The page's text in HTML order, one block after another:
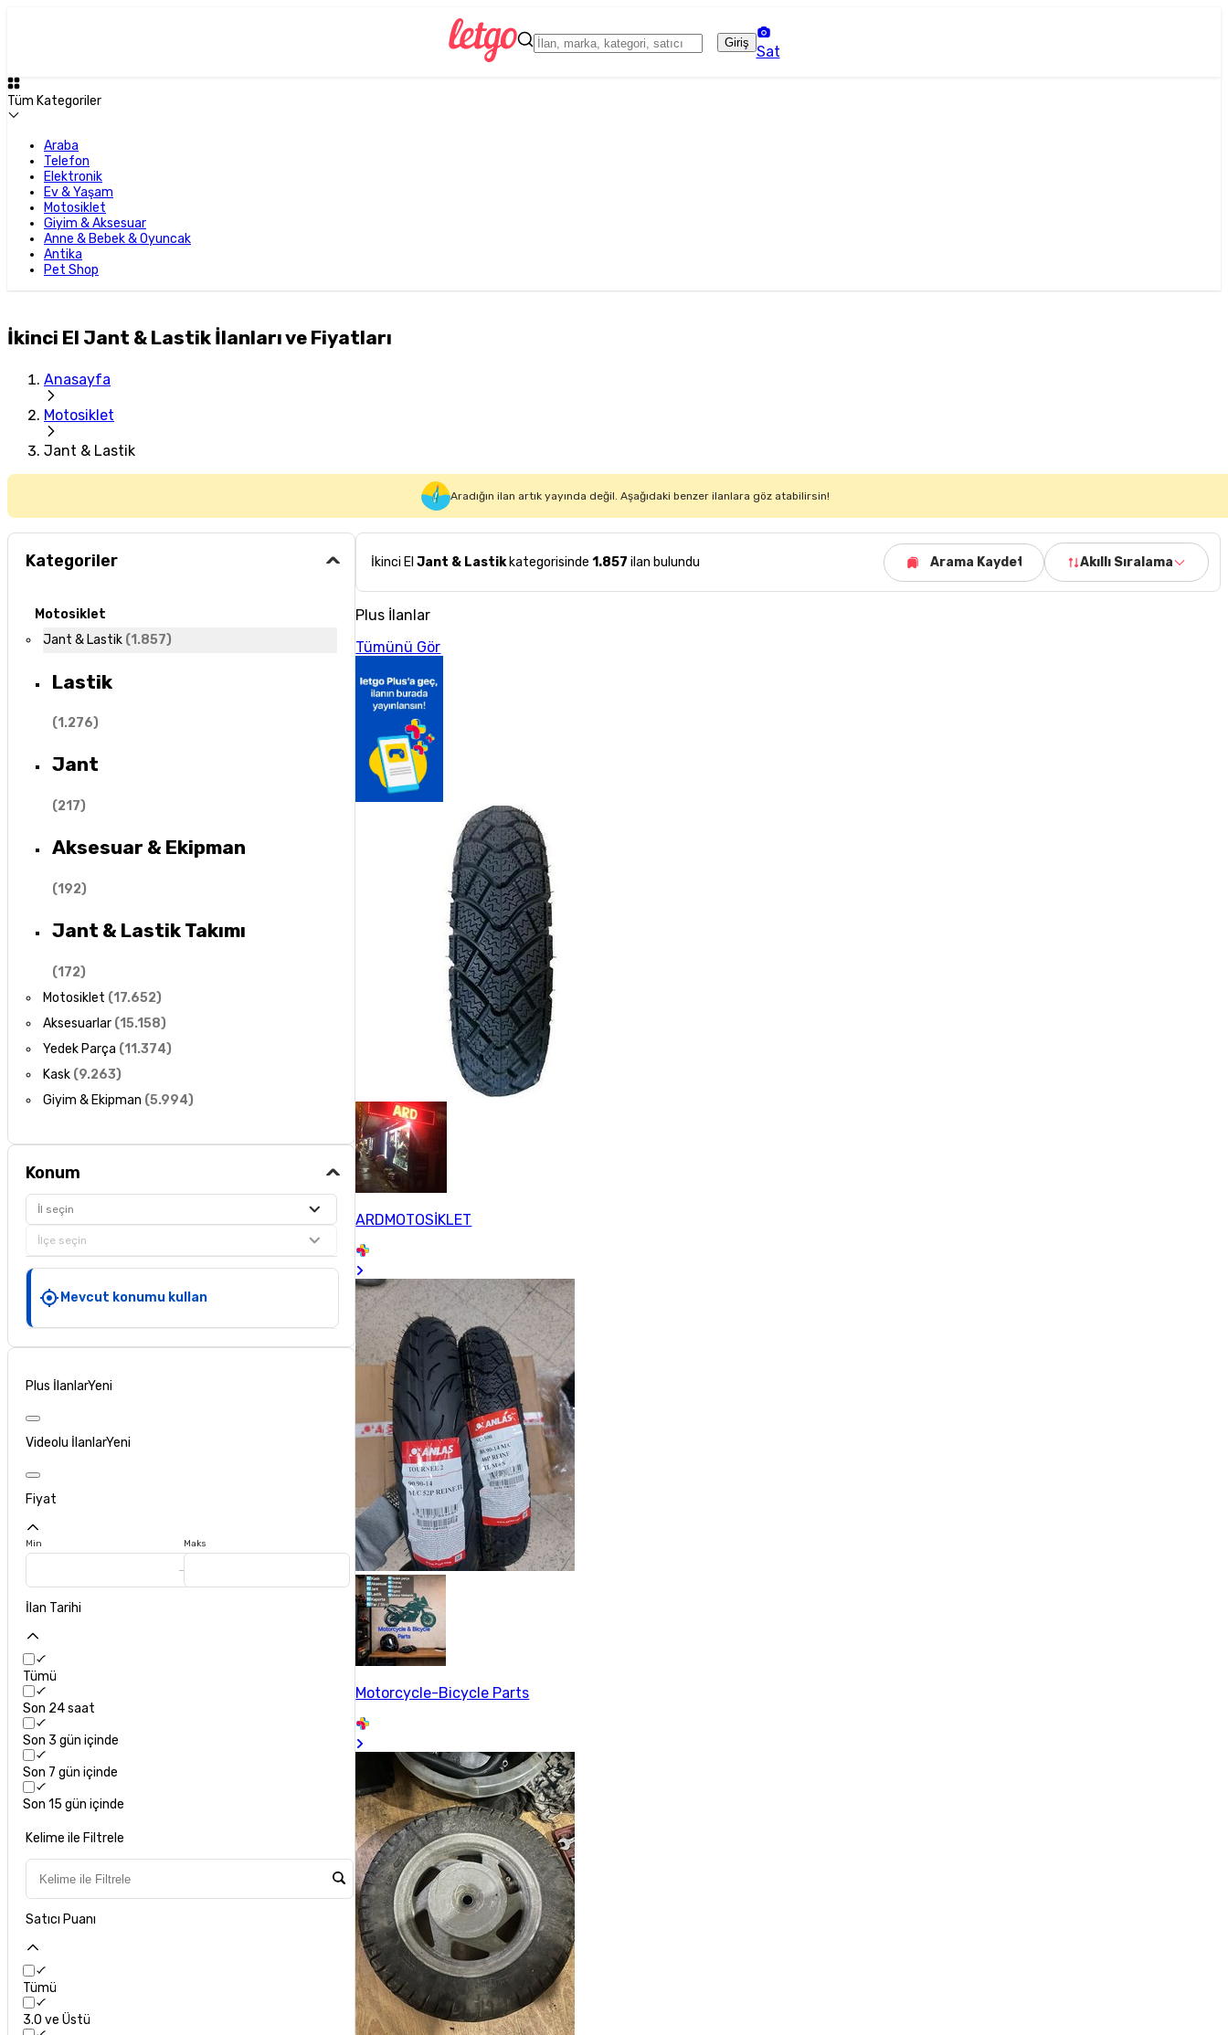
Giriş
Sat
Tüm Kategoriler
Araba
Telefon
Elektronik
Ev & Yaşam
Motosiklet
Giyim & Aksesuar
Anne & Bebek & Oyuncak
Antika
Pet Shop
İkinci El Jant & Lastik İlanları ve Fiyatları
Anasayfa
Motosiklet
Jant & Lastik
Aradığın ilan artık yayında değil. Aşağıdaki benzer ilanlara göz atabilirsin!
Kategoriler
Motosiklet
Jant & Lastik (1.857)
Lastik
(1.276)
Jant
(217)
Aksesuar & Ekipman
(192)
Jant & Lastik Takımı
(172)
Motosiklet (17.652)
Aksesuarlar (15.158)
Yedek Parça (11.374)
Kask (9.263)
Giyim & Ekipman (5.994)
Konum
İl seçin
İlçe seçin
Mevcut konumu kullan
Plus İlanlarYeni
Videolu İlanlarYeni
Fiyat
Min Maks
İlan Tarihi
Tümü
Son 24 saat
Son 3 gün içinde
Son 7 gün içinde
Son 15 gün içinde
Kelime ile Filtrele
Satıcı Puanı
Tümü
3.0 ve Üstü
İkinci ElJant & Lastikkategorisinde 1.857 ilan bulundu Arama Kaydet Akıllı Sıralama
Plus İlanlar
Tümünü Gör
ARDMOTOSİKLET
Motorcycle-Bicycle Parts